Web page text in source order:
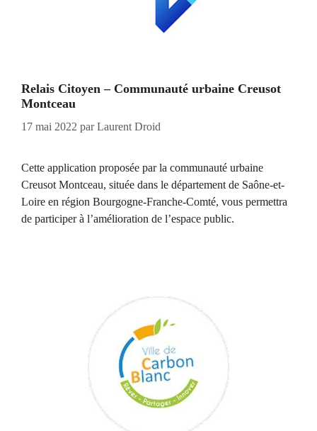
Relais Citoyen – Communauté urbaine Creusot
Montceau
17 mai 2022 parLaurent Droid
Cette application proposée par la communauté urbaine
Creusot Montceau, située dans le département de Saône-et-
Loire en région Bourgogne-Franche-Comté, vous permettra
de participer à l’amélioration de l’espace public.